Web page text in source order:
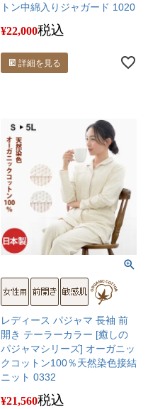
トン中綿入りジャガード 1020
¥22,000税込
詳細を見る
レディース パジャマ 長袖 前
開き テーラーカラー [癒しの
パジャマシリーズ] オーガニッ
クコットン100％天然染色接結
ニット 0332
¥21,560税込